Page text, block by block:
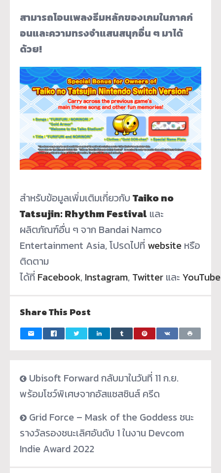
สามารถโอนเพลงธีมหลักของเกมในภาคก่
อนและความทรงจำแสนสนุกอื่น ๆ มาได้
ด้วย!
สำหรับข้อมูลเพิ่มเติมเกี่ยวกับ Taiko no
Tatsujin: Rhythm Festival และ
ผลิตภัณฑ์อื่น ๆ จาก Bandai Namco
Entertainment Asia, โปรดไปที่ website หรือ
ติดตาม
ได้ที่ Facebook, Instagram, Twitter และ YouTube
Share This Post
Ubisoft Forward กลับมาในวันที่ 11 ก.ย.
พร้อมโชว์พิเศษจากอัสแซสซินส์ ครีด
Grid Force – Mask of the Goddess ชนะ
รางวัลรองชนะเลิศอันดับ 1 ในงาน Devcom
Indie Award 2022